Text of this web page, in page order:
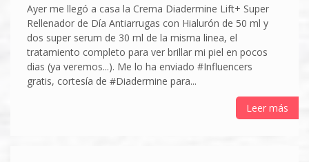
Ayer me llegó a casa la Crema Diadermine Lift+ Super
Rellenador de Día Antiarrugas con Hialurón de 50 ml y
dos super serum de 30 ml de la misma linea, el
tratamiento completo para ver brillar mi piel en pocos
dias (ya veremos...). Me lo ha enviado #Influencers
gratis, cortesía de #Diadermine para...
Leer más